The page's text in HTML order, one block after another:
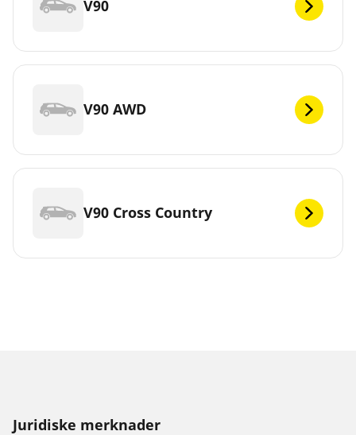
V90
V90 AWD
V90 Cross Country
Juridiske merknader